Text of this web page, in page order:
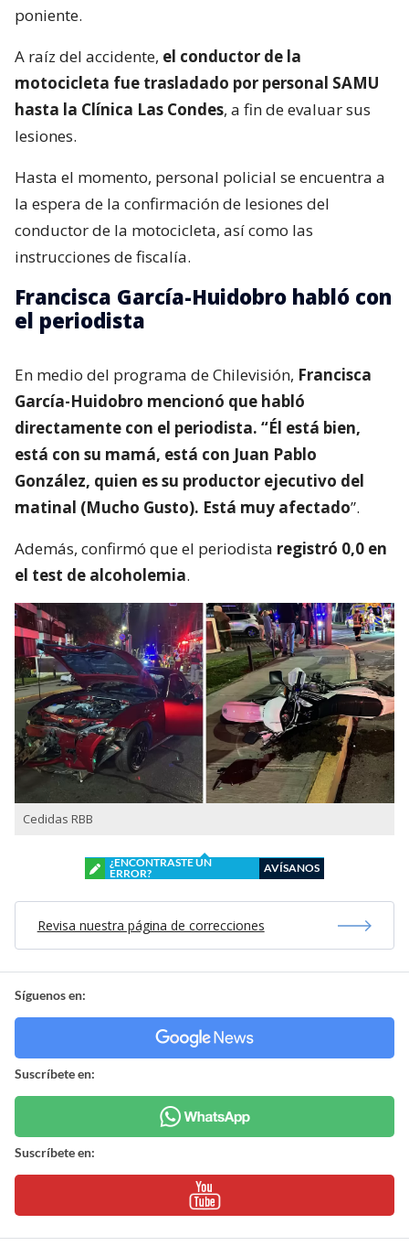
poniente.
A raíz del accidente, el conductor de la
motocicleta fue trasladado por personal SAMU
hasta la Clínica Las Condes, a fin de evaluar sus
lesiones.
Hasta el momento, personal policial se encuentra a
la espera de la confirmación de lesiones del
conductor de la motocicleta, así como las
instrucciones de fiscalía.
Francisca García-Huidobro habló con
el periodista
En medio del programa de Chilevisión, Francisca
García-Huidobro mencionó que habló
directamente con el periodista. “Él está bien,
está con su mamá, está con Juan Pablo
González, quien es su productor ejecutivo del
matinal (Mucho Gusto). Está muy afectado”.
Además, confirmó que el periodista registró 0,0 en
el test de alcoholemia.
Cedidas RBB
¿ENCONTRASTE UN
ERROR?
AVÍSANOS
Revisa nuestra página de correcciones
Síguenos en:
Suscríbete en:
Suscríbete en: